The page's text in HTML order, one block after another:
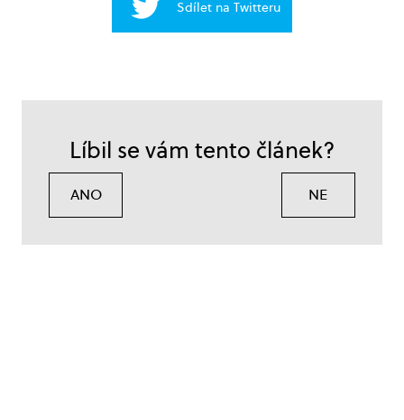
Sdílet na Twitteru
Líbil se vám tento článek?
ANO NE